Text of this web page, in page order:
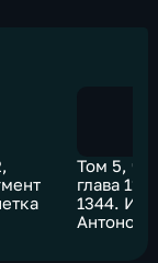
Том 5,
глава 11,
1344.
Антонова